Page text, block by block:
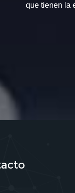
que tienen la